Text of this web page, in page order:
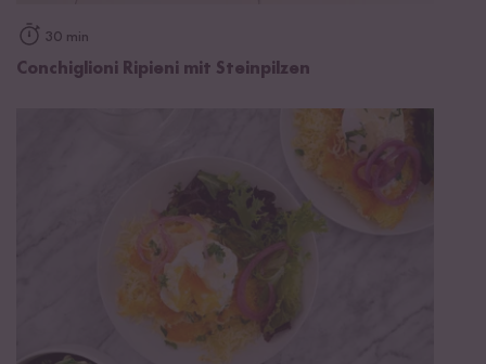
30 min
Conchiglioni Ripieni mit Steinpilzen